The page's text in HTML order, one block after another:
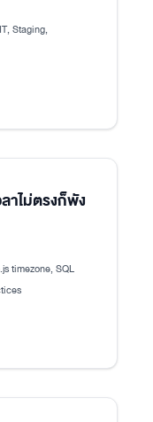
Staging,
าไม่ตรงก็พัง
timezone, SQL